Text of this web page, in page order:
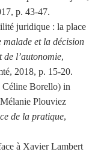
p. 43-47.
juridique : la place
malade et la décision
de l’autonomie,
2018, p. 15-20.
Céline Borello) in
Plouviez
de la pratique,
à Xavier Lambert